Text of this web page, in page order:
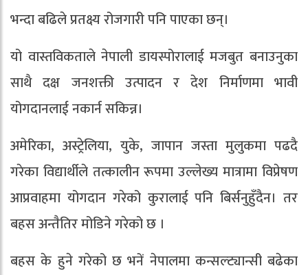
भन्दा बढिले प्रतक्ष्य रोजगारी पनि पाएका छन्।
यो वास्तविकताले नेपाली डायस्पोरालाई मजबुत बनाउनुका
साथै दक्ष जनशक्ती उत्पादन र देश निर्माणमा भावी
योगदानलाई नकार्न सकिन्न।
अमेरिका, अस्ट्रेलिया, युके, जापान जस्ता मुलुकमा पढदै
गरेका विद्यार्थीले तत्कालीन रूपमा उल्लेख्य मात्रामा विप्रेषण
आप्रवाहमा योगदान गरेको कुरालाई पनि बिर्सनुहुँदैन। तर
बहस अन्तैतिर मोडिने गरेको छ ।
बहस के हुने गरेको छ भनें नेपालमा कन्सल्ट्यान्सी बढेका